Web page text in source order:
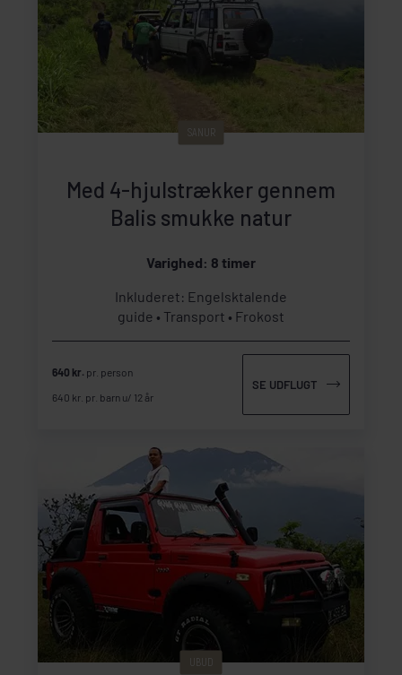
SANUR
Med 4-hjulstrækker gennem
Balis smukke natur
Varighed: 8 timer
Inkluderet: Engelsktalende
guide
Transport Frokost
640 kr. pr. person
640 kr. pr. barn u/ 12 år
SE UDFLUGT
UBUD